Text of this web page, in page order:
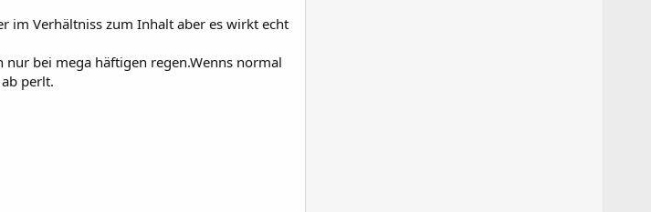
im Verhältniss zum Inhalt aber es wirkt echt
bei mega häftigen regen.Wenns normal
perlt.